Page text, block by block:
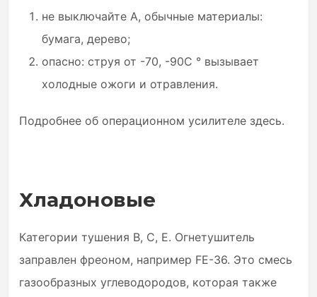
не выключайте А, обычные материалы:
бумага, дерево;
опасно: струя от -70, -90С ° вызывает
холодные ожоги и отравления.
Подробнее об операционном усилителе здесь.
Хладоновые
Категории тушения B, C, E. Огнетушитель
заправлен фреоном, например FE-36. Это смесь
газообразных углеводородов, которая также